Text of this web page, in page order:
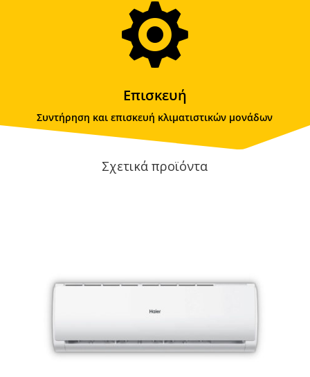

Επισκευή
Συντήρηση και επισκευή κλιματιστικών μονάδων
Σχετικά προϊόντα